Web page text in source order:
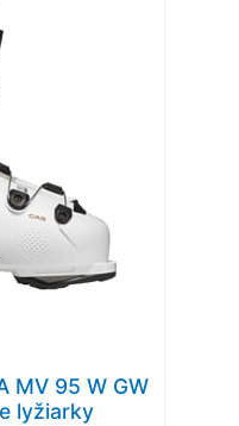
MV 95 W GW
lyžiarky